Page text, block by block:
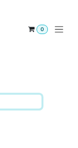
0